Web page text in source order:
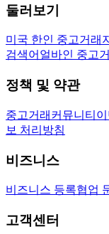
둘러보기
미국 한인 중고거래
검색어 얼바인 중고
정책 및 약관
중고거래 커뮤니티
보 처리방침
비즈니스
비즈니스 등록협업
고객센터